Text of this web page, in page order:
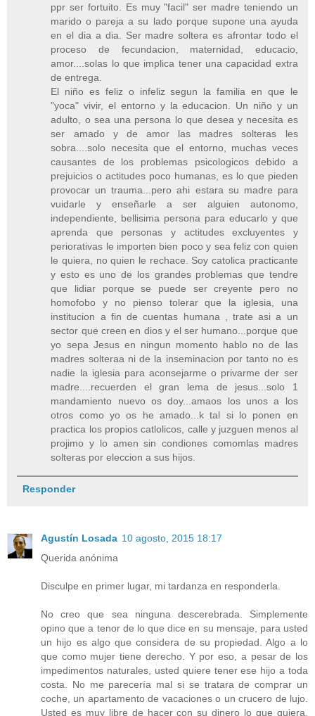
ppr ser fortuito. Es muy "facil" ser madre teniendo un
marido o pareja a su lado porque supone una ayuda
en el dia a dia. Ser madre soltera es afrontar todo el
proceso de fecundacion, maternidad, educacio,
amor....solas lo que implica tener una capacidad extra
de entrega.
El niño es feliz o infeliz segun la familia en que le
"yoca" vivir, el entorno y la educacion. Un niño y un
adulto, o sea una persona lo que desea y necesita es
ser amado y de amor las madres solteras les
sobra....solo necesita que el entorno, muchas veces
causantes de los problemas psicologicos debido a
prejuicios o actitudes poco humanas, es lo que pieden
provocar un trauma...pero ahi estara su madre para
vuidarle y enseñarle a ser alguien autonomo,
independiente, bellisima persona para educarlo y que
aprenda que personas y actitudes excluyentes y
periorativas le importen bien poco y sea feliz con quien
le quiera, no quien le rechace. Soy catolica practicante
y esto es uno de los grandes problemas que tendre
que lidiar porque se puede ser creyente pero no
homofobo y no pienso tolerar que la iglesia, una
institucion a fin de cuentas humana , trate asi a un
sector que creen en dios y el ser humano...porque que
yo sepa Jesus en ningun momento hablo no de las
madres solteraa ni de la inseminacion por tanto no es
nadie la iglesia para aconsejarme o privarme der ser
madre....recuerden el gran lema de jesus...solo 1
mandamiento nuevo os doy...amaos los unos a los
otros como yo os he amado...k tal si lo ponen en
practica los propios catlolicos, calle y juzguen menos al
projimo y lo amen sin condiones comomlas madres
solteras por eleccion a sus hijos.
Responder
Agustín Losada 10 agosto, 2015 18:17
Querida anónima
Disculpe en primer lugar, mi tardanza en responderla.
No creo que sea ninguna descerebrada. Simplemente
opino que a tenor de lo que dice en su mensaje, para usted
un hijo es algo que considera de su propiedad. Algo a lo
que como mujer tiene derecho. Y por eso, a pesar de los
impedimentos naturales, usted quiere tener ese hijo a toda
costa. No me parecería mal si se tratara de comprar un
coche, un apartamento de vacaciones o un crucero de lujo.
Usted es muy libre de hacer con su dinero lo que quiera.